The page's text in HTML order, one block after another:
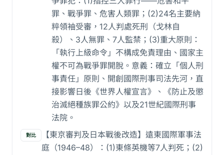
罪、戰爭罪、危害人類罪；(2)24名主要納
粹領袖受審，12人判處死刑（戈林自
殺）、3人無罪、7人監禁；(3)重大原則：
「執行上級命令」不構成免責理由、國家主
權不可為戰爭罪開脫。意義：確立「個人刑
事責任」原則、開創國際刑事司法先河，直
接影響日後《世界人權宣言》、《防止及懲
治滅絕種族罪公約》以及21世紀國際刑事
法院。
對比
【東京審判及日本戰後改造】遠東國際軍事法
庭（1946–48）：(1)東條英機等7人判死；(2)